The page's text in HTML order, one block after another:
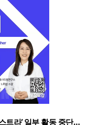
퀴어서적 ‘별도 부스’ 마
트라’ 일부 활동 중단…